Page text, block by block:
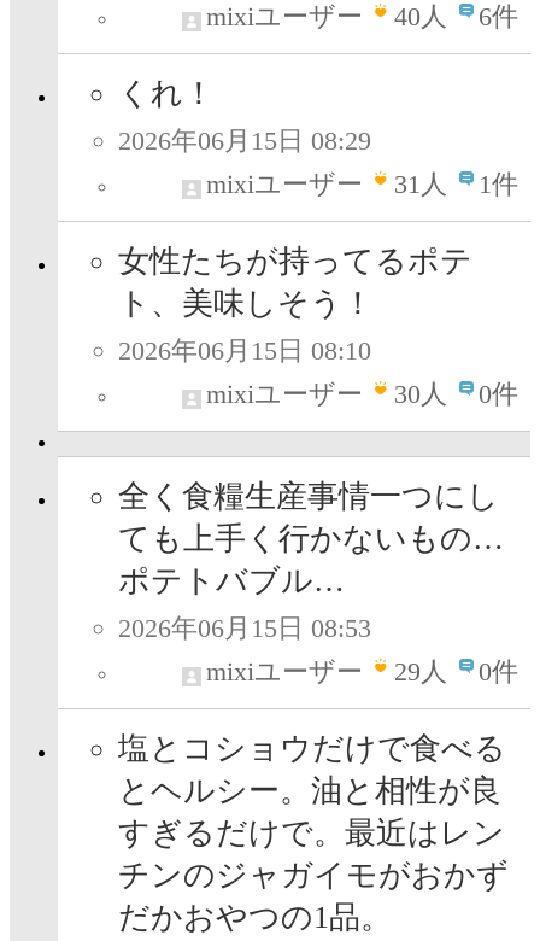
mixiユーザー
40人 6件
くれ！
2026年06月15日 08:29
mixiユーザー
31人 1件
女性たちが持ってるポテ
ト、美味しそう！
2026年06月15日 08:10
mixiユーザー
30人 0件
全く食糧生産事情一つにし
ても上手く行かないもの…
ポテトバブル…
2026年06月15日 08:53
mixiユーザー
29人 0件
塩とコショウだけで食べる
とヘルシー。油と相性が良
すぎるだけで。最近はレン
チンのジャガイモがおかず
だかおやつの1品。